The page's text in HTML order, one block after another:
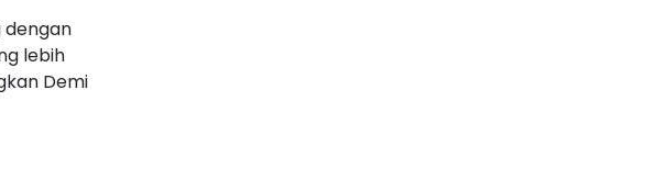
dengan
lebih
Demi